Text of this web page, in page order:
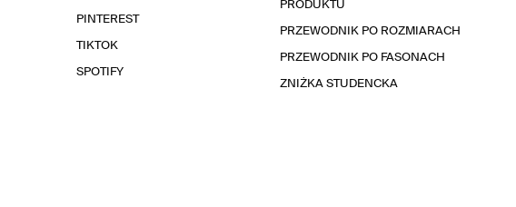
PINTEREST
TIKTOK
SPOTIFY
PRODUKTU
PRZEWODNIK PO ROZMIARACH
PRZEWODNIK PO FASONACH
ZNIŻKA STUDENCKA